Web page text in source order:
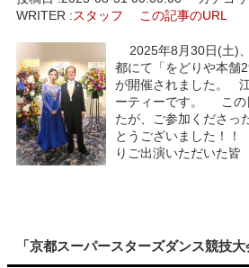
WRITER :スタッフ この記事のURL
2025年8月30日(土)
都にて「をどりや本舗
が開催されました。
ーティーです。 この
たが、ご参加くださっ
とうございました！
りご出演いただいた皆
「京都スーパースターズダンス競技